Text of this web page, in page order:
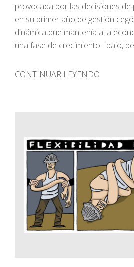
provocada por las decisiones
en su primer año de gestión
dinámica que mantenía a la
una fase de crecimiento –bajo,
CONTINUAR LEYENDO